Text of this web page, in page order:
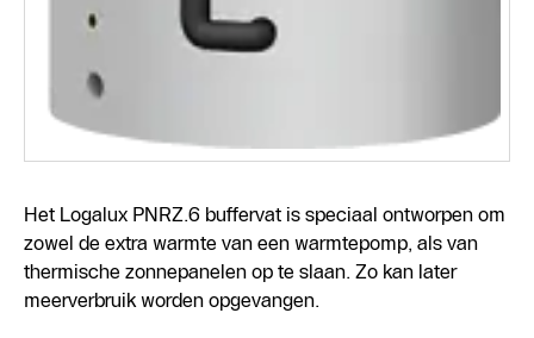
Het Logalux PNRZ.6 buffervat is speciaal ontworpen om
zowel de extra warmte van een warmtepomp, als van
thermische zonnepanelen op te slaan. Zo kan later
meerverbruik worden opgevangen.